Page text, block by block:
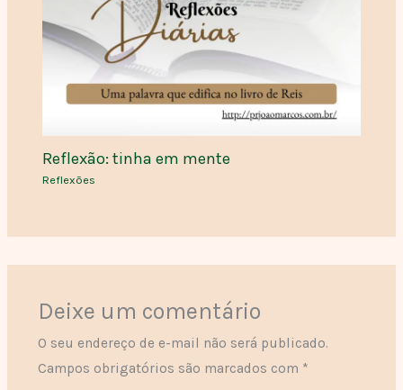
Reflexão: tinha em mente
Reflexões
Deixe um comentário
O seu endereço de e-mail não será publicado.
Campos obrigatórios são marcados com *